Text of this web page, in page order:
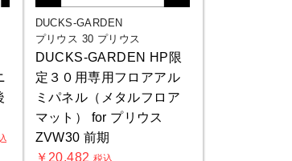
DUCKS-GARDEN
プリウス 30 プリウス
DUCKS-GARDEN HP限
定３０用専用フロアアル
ミパネル（メタルフロア
マット） for プリウス
ZVW30 前期
￥20,482 税込